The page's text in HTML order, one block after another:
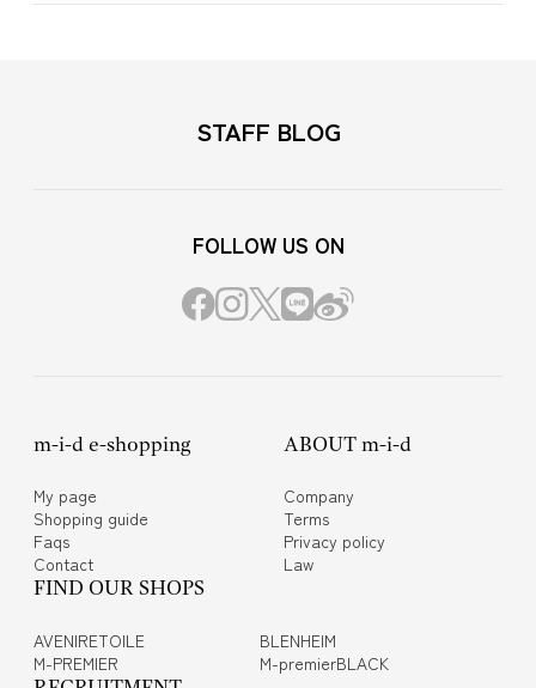
STAFF BLOG
FOLLOW US ON
m-i-d e-shopping
My page
Shopping guide
Faqs
Contact
ABOUT m-i-d
Company
Terms
Privacy policy
Law
FIND OUR SHOPS
AVENIRETOILE
BLENHEIM
M-PREMIER
M-premierBLACK